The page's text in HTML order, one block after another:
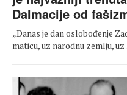
Dalmacije od
„Danas je dan oslobođenje
maticu, uz narodnu zemlju,